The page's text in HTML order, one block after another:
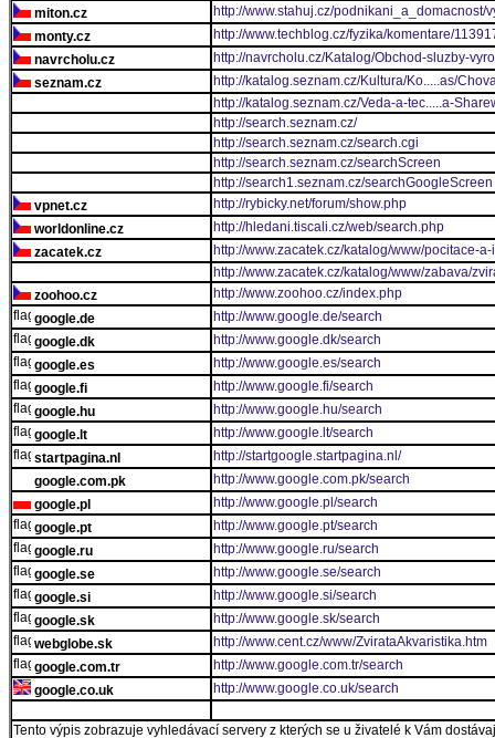
miton.cz
http://www.stahuj.cz/podnikani_a_domacnost/
monty.cz
http://www.techblog.cz/fyzika/komentare/
navrcholu.cz
http://navrcholu.cz/Katalog/Obchod-sluzby-
seznam.cz
http://katalog.seznam.cz/Kultura/Ko.....as/
http://katalog.seznam.cz/Veda-a-tec.....a-
http://search.seznam.cz/
http://search.seznam.cz/search.cgi
http://search.seznam.cz/searchScreen
http://search1.seznam.cz/searchGoogleScreen
vpnet.cz
http://rybicky.net/forum/show.php
worldonline.cz
http://hledani.tiscali.cz/web/search.php
zacatek.cz
http://www.zacatek.cz/katalog/www/pocitace-
http://www.zacatek.cz/katalog/www/zabava/
zoohoo.cz
http://www.zoohoo.cz/index.php
google.de
http://www.google.de/search
google.dk
http://www.google.dk/search
google.es
http://www.google.es/search
google.fi
http://www.google.fi/search
google.hu
http://www.google.hu/search
google.lt
http://www.google.lt/search
startpagina.nl
http://startgoogle.startpagina.nl/
google.com.pk
http://www.google.com.pk/search
google.pl
http://www.google.pl/search
google.pt
http://www.google.pt/search
google.ru
http://www.google.ru/search
google.se
http://www.google.se/search
google.si
http://www.google.si/search
google.sk
http://www.google.sk/search
webglobe.sk
http://www.cent.cz/www/ZvirataAkvaristika.htm
google.com.tr
http://www.google.com.tr/search
google.co.uk
http://www.google.co.uk/search
Tento výpis zobrazuje vyhledávací servery z kterých se u živatelé k Vám